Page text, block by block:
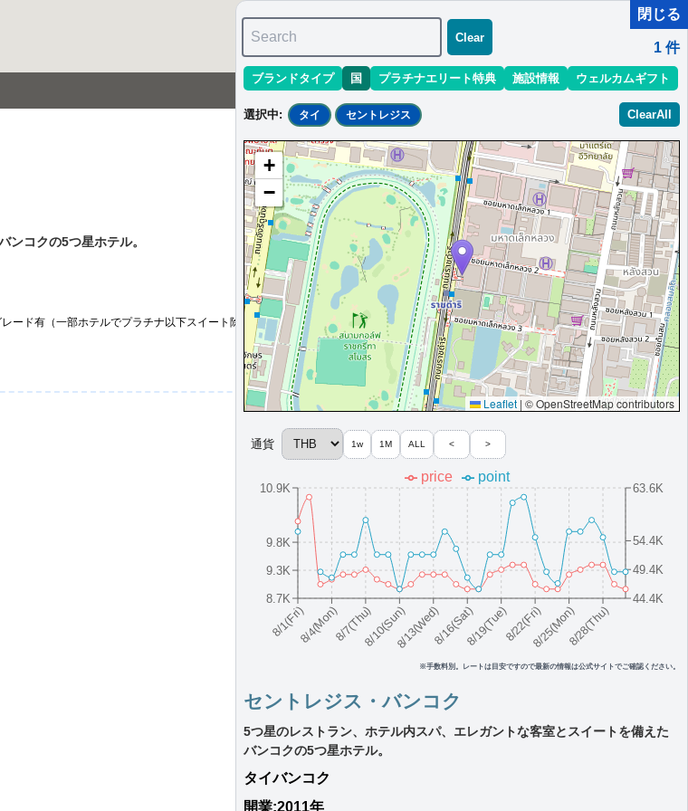
ンコクの5つ星ホテル。
ード有（一部ホテルでプラチナ以下スイート除外）,Astor Loungeでのイブニングティーとカナッペ提供,バトラーサー
閉じる
Search
Clear
1 件
ブランドタイプ 国 プラチナエリート特典 施設情報 ウェルカムギフト
選択中: タイ セントレジス ClearAll
+
−
Leaflet | © OpenStreetMap contributors
8/1(Fri)8/4(Mon)8/7(Thu)8/10(Sun)8/13(Wed)8/16(Sat)8/19(Tue)8/22(Fri)8/25(Mon)8/28(Thu)
8.7K
9.3K
9.8K
10.9K
44.4K
49.4K
54.4K
63.6K
price point
※手数料別。レートは目安ですので最新の情報は公式サイトでご確認ください。
通貨 1w 1M ALL < >
セントレジス・バンコク
5つ星のレストラン、ホテル内スパ、エレガントな客室とスイートを備えた
バンコクの5つ星ホテル。
タイバンコク
開業:2011年